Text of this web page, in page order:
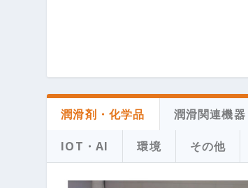
潤滑剤・化学品 潤滑関連機器
IOT・AI 環境 その他